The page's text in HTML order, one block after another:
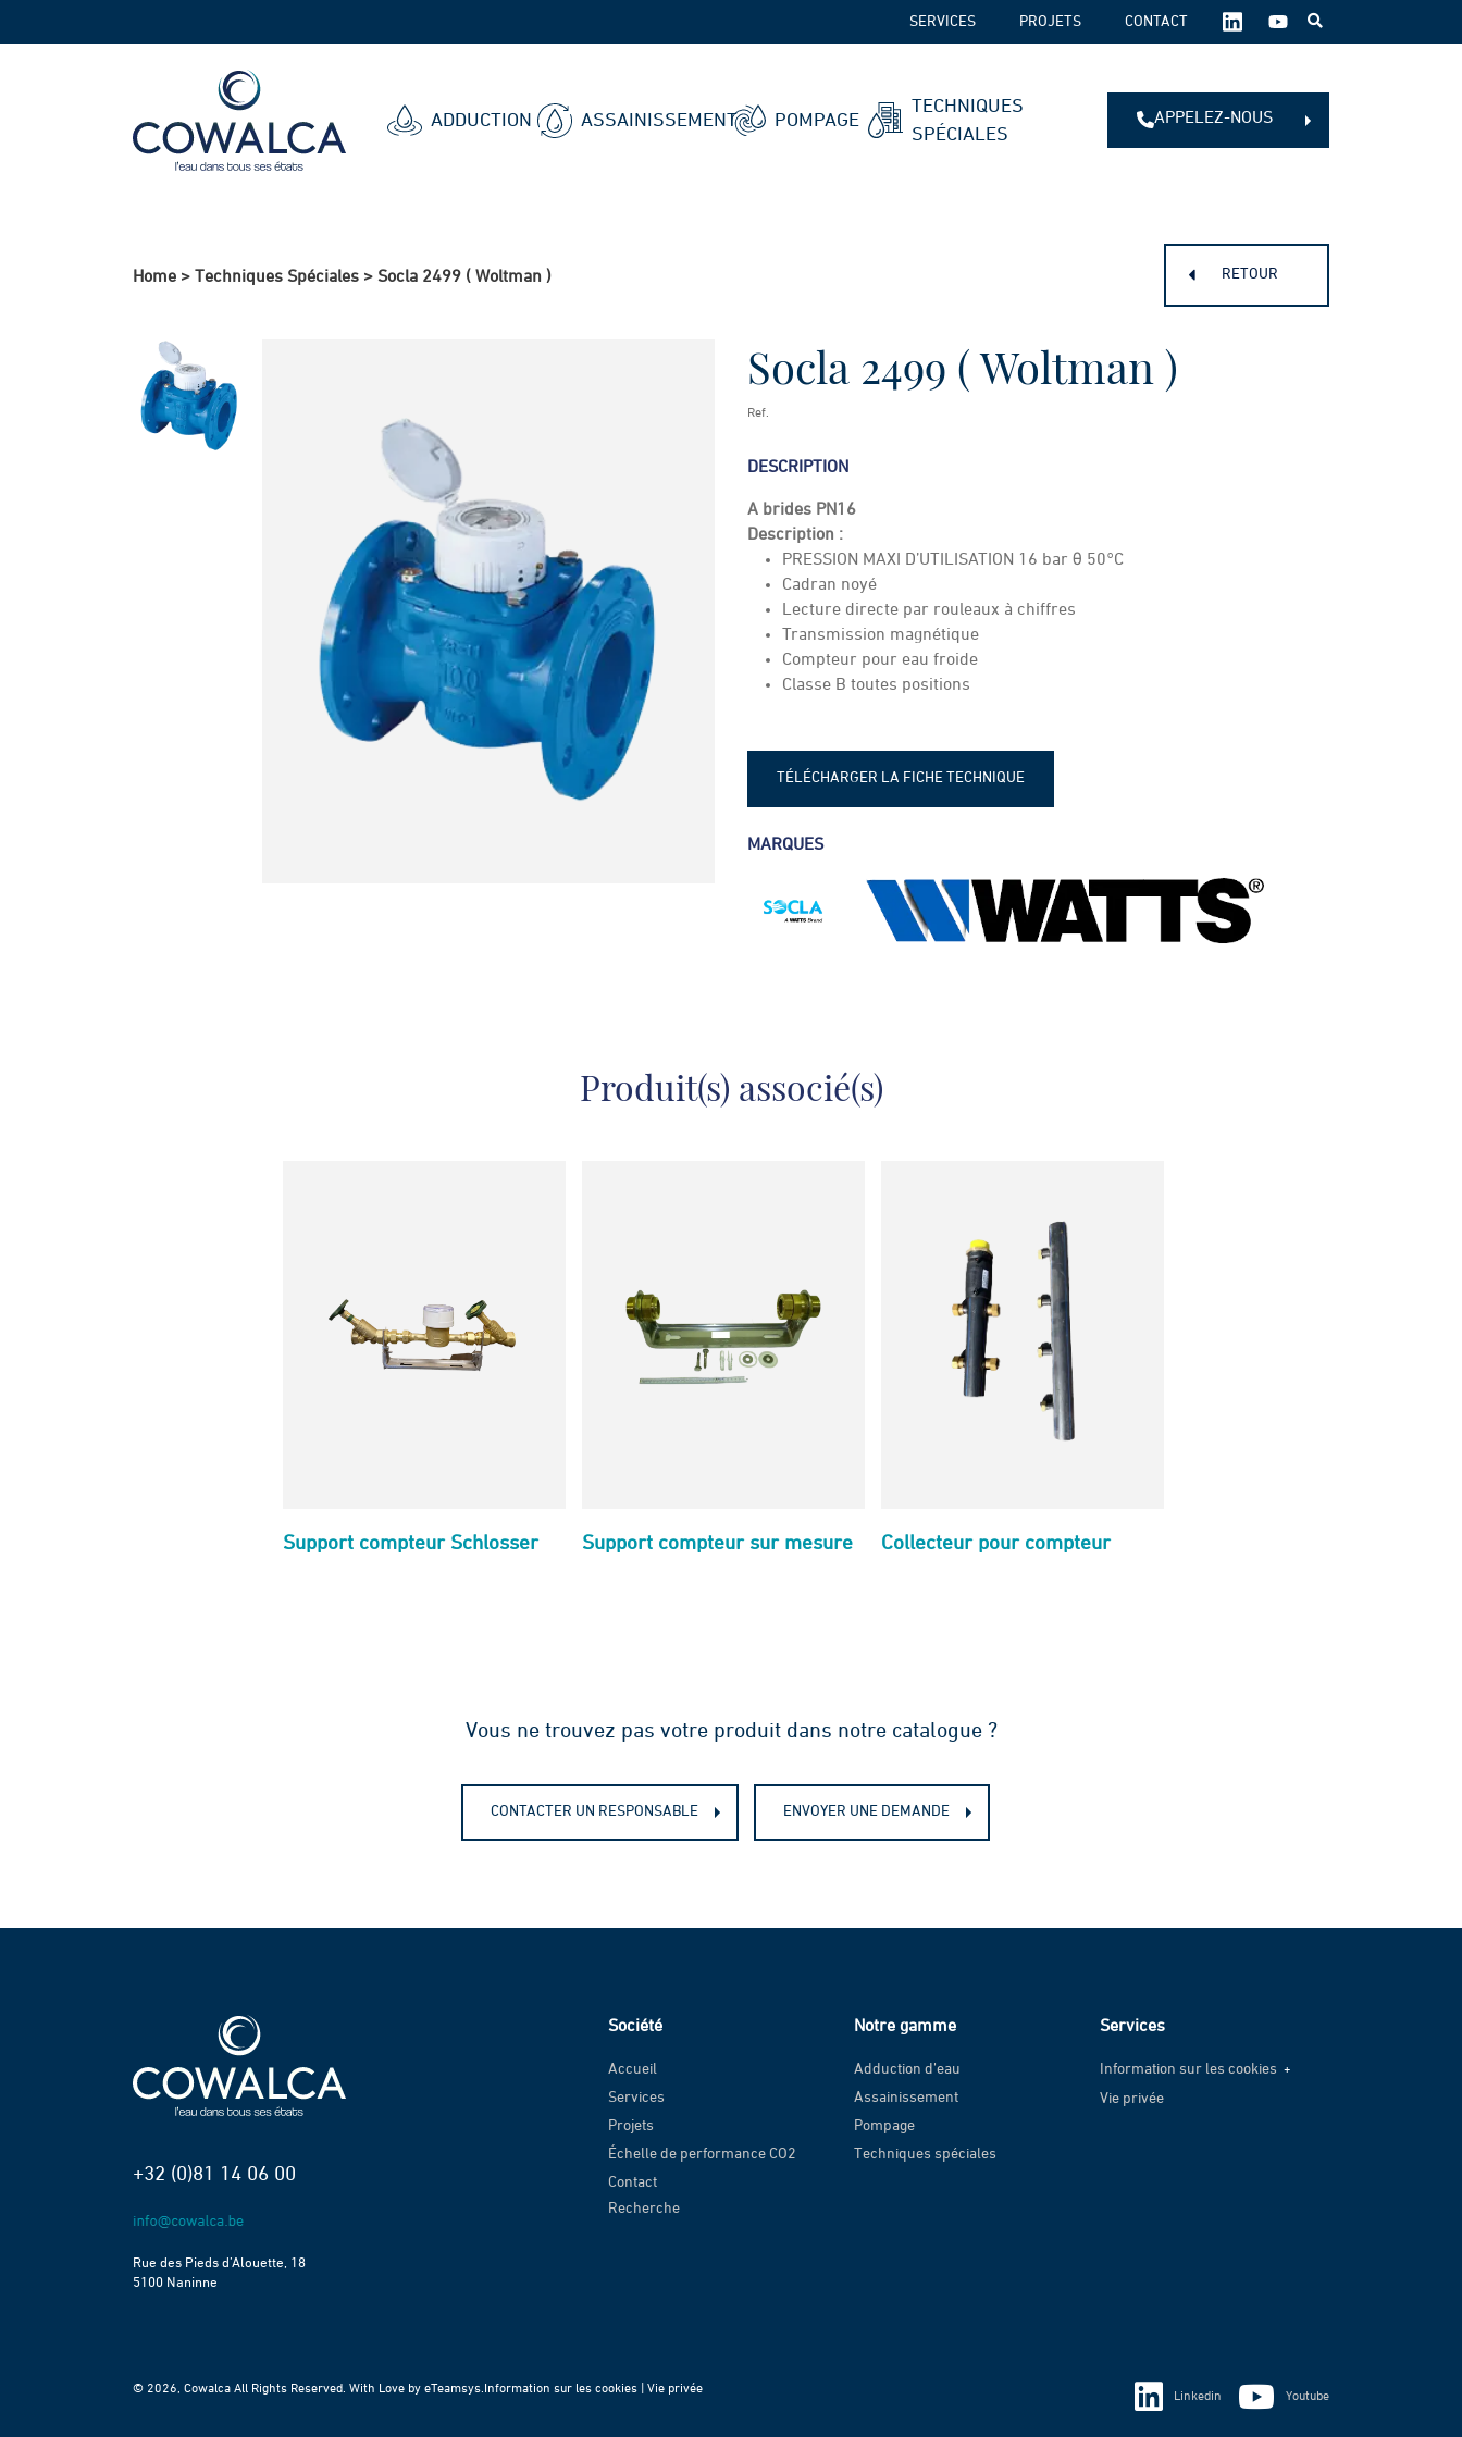
ADDUCTION ASSAINISSEMENT POMPAGE
TECHNIQUES
SPÉCIALES
SERVICES PROJETS CONTACT
SUIVEZ-
NOUS
APPELEZ-NOUS
Home > Techniques Spéciales > Socla 2499 ( Woltman ) RETOUR
Socla 2499 ( Woltman )
Ref.
DESCRIPTION
A brides PN16
Description :
PRESSION MAXI D’UTILISATION 16 bar θ 50°C
Cadran noyé
Lecture directe par rouleaux à chiffres
Transmission magnétique
Compteur pour eau froide
Classe B toutes positions
TÉLÉCHARGER LA FICHE TECHNIQUE
MARQUES
Produit(s) associé(s)
Support compteur Schlosser Support compteur sur mesure Collecteur pour compteur
Vous ne trouvez pas votre produit dans notre catalogue ?
CONTACTER UN RESPONSABLE ENVOYER UNE DEMANDE
+32 (0)81 14 06 00
Rue des Pieds d’Alouette, 18
5100 Naninne
Société
Accueil
Services
Projets
Échelle de performance CO2
Contact
Recherche
Notre gamme
Adduction d’eau
Assainissement
Pompage
Techniques spéciales
Services
Information sur les cookies
Information sur les cookies
Vie privée
© 2026, Cowalca All Rights Reserved. With Love by eTeamsys. Information sur les cookies | Vie privée
Linkedin Youtube